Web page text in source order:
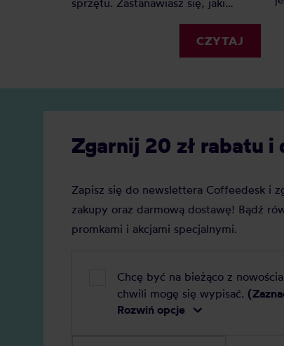
sprzętu. Zastanawiasz się, jaki
spieniacz do mleka kupić?
Elektryczny, ręczny, a może
indukcyjny? Oto nasz szczegółowy
CZYTAJ
Zgarnij 20 zł rabatu
Zapisz się do newslettera Coffeedesk i
zakupy oraz darmową dostawę! Bądź
promkami i akcjami specjalnymi.
Chcę być na bieżąco z
chwili mogę się wypisać.
Rozwiń opcje